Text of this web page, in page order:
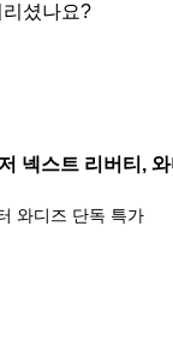
셨나요?
넥스트 리버티,
와디즈 단독 특가